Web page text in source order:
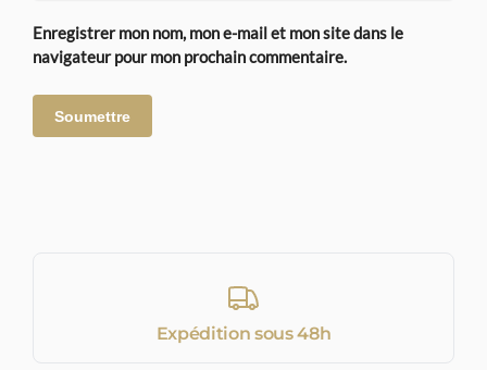
Enregistrer mon nom, mon e-mail et mon site dans le
navigateur pour mon prochain commentaire.
Expédition sous 48h